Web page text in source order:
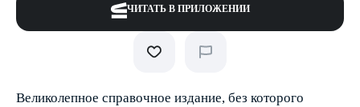
ЧИТАТЬ В ПРИЛОЖЕНИИ
Великолепное справочное издание, без которого